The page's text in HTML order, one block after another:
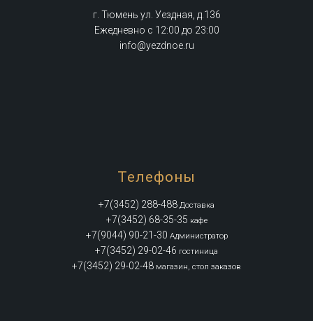
г. Тюмень ул. Уездная, д.136
Ежедневно с 12:00 до 23:00
info@yezdnoe.ru
Телефоны
+7(3452) 288-488 Доставка
+7(3452) 68-35-35 кафе
+7(9044) 90-21-30 Администратор
+7(3452) 29-02-46 гостиница
+7(3452) 29-02-48 магазин, стол заказов